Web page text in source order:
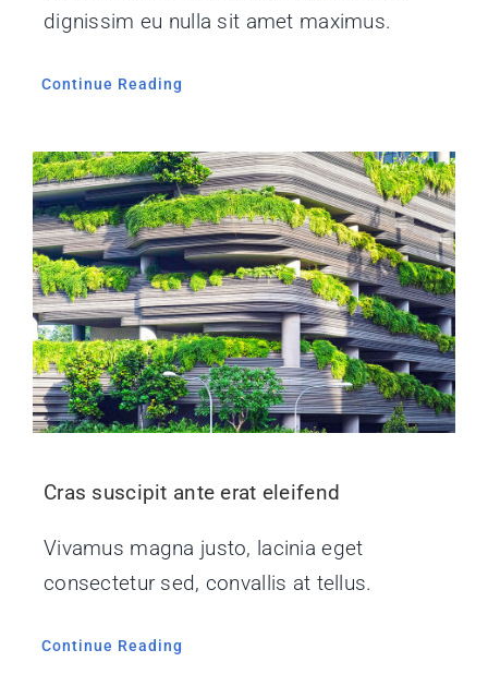
dignissim eu nulla sit amet maximus.
Continue Reading
Cras suscipit ante erat eleifend
Vivamus magna justo, lacinia eget
consectetur sed, convallis at tellus.
Continue Reading